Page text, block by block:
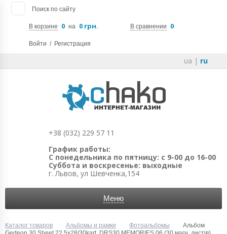
Поиск по сайту
В корзине 0 на 0 грн. В сравнении 0
Войти / Регистрация
ua | ru
+38 (032) 229 57 11
График работы:
С понедельника по пятницу: с 9-00 до 16-00
Суббота и воскресенье: выходные
г. Львов, ул Шевченка,154
Меню
Каталог товаров Альбомы и рамки Фотоальбомы
Альбом